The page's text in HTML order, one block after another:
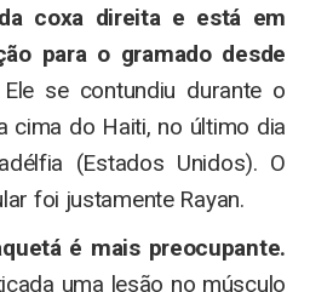
coxa direita e está em
para o gramado desde
Ele se contundiu durante o
cima do Haiti, no último dia
(Estados Unidos). O
foi justamente Rayan.
é mais preocupante.
uma lesão no músculo